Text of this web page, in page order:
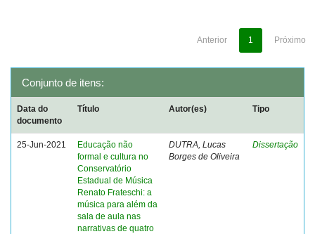
Anterior 1 Próximo
Conjunto de itens:
Data do
documento
Título Autor(es) Tipo
25-Jun-2021
Educação não
formal e cultura no
Conservatório
Estadual de Música
Renato Frateschi: a
música para além da
sala de aula nas
narrativas de quatro
DUTRA, Lucas
Borges de Oliveira
Dissertação